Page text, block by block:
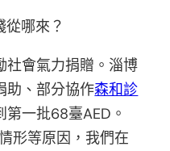
哪來？
會氣力捐贈。淄博
助、部分協作森和診
第一批68臺AED。
形等原因，我們在